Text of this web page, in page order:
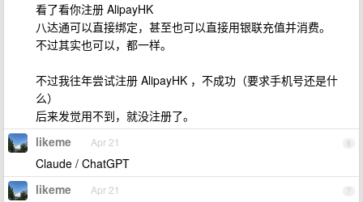
看了看你注册 AlipayHK
八达通可以直接绑定，甚至也可以直接用银联充值并消费。
不过其实也可以，都一样。
不过我往年尝试注册 AlipayHK ，不成功（要求手机号还是什
么）
后来发觉用不到，就没注册了。
6
likeme Apr 21
Claude / ChatGPT
7
likeme Apr 21